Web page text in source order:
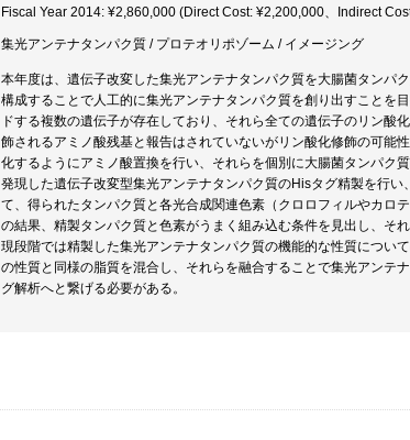
Fiscal Year 2014: ¥2,860,000 (Direct Cost: ¥2,200,000、Indirect
集光アンテナタンパク質 / プロテオリポゾーム / イメージング
本年度は、遺伝子改変した集光アンテナタンパク質を大腸菌タンパ
構成することで人工的に集光アンテナタンパク質を創り出すことを
ドする複数の遺伝子が存在しており、それら全ての遺伝子のリン
飾されるアミノ酸残基と報告はされていないがリン酸化修飾の可能
化するようにアミノ酸置換を行い、それらを個別に大腸菌タンパク
発現した遺伝子改変型集光アンテナタンパク質のHisタグ精製を行
て、得られたタンパク質と各光合成関連色素（クロロフィルやカロ
の結果、精製タンパク質と色素がうまく組み込む条件を見出し、そ
現段階では精製した集光アンテナタンパク質の機能的な性質につい
の性質と同様の脂質を混合し、それらを融合することで集光アンテ
グ解析へと繋げる必要がある。